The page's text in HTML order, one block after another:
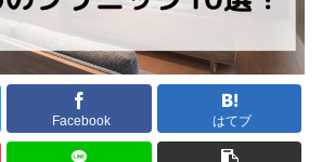
Facebook はてブ